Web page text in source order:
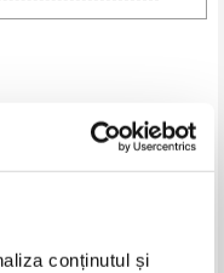
conținutul și